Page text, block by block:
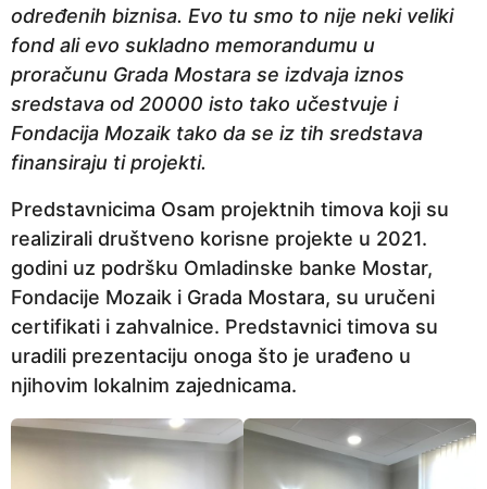
određenih biznisa. Evo tu smo to nije neki veliki
fond ali evo sukladno memorandumu u
proračunu Grada Mostara se izdvaja iznos
sredstava od 20000 isto tako učestvuje i
Fondacija Mozaik tako da se iz tih sredstava
finansiraju ti projekti.
Predstavnicima Osam projektnih timova koji su
realizirali društveno korisne projekte u 2021.
godini uz podršku Omladinske banke Mostar,
Fondacije Mozaik i Grada Mostara, su uručeni
certifikati i zahvalnice. Predstavnici timova su
uradili prezentaciju onoga što je urađeno u
njihovim lokalnim zajednicama.